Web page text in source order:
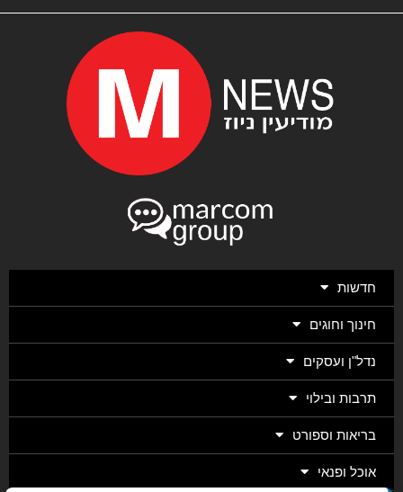
חדשות
חינוך וחוגים
נדל"ן ועסקים
תרבות ובילוי
בריאות וספורט
אוכל ופנאי